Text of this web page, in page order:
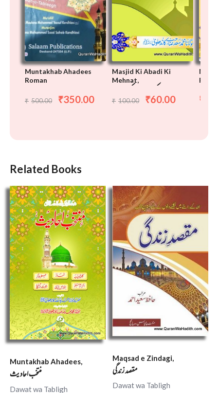
Muntakhab Ahadees
Roman
₹ 500.00 ₹350.00
Masjid Ki Abadi Ki
Mehnat,
₹ 100.00 ₹60.00 ₹
Related Books
Muntakhab Ahadees,
منتخب احادیث
Dawat wa Tabligh
Maqsad e Zindagi,
مقصد زندگی
Dawat wa Tabligh